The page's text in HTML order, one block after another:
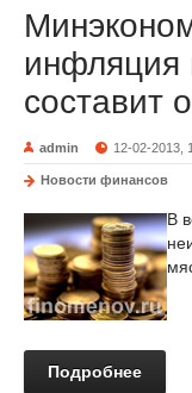
инфляция
составит
admin 12-02-2013,
Новости финансов
В
Подробнее